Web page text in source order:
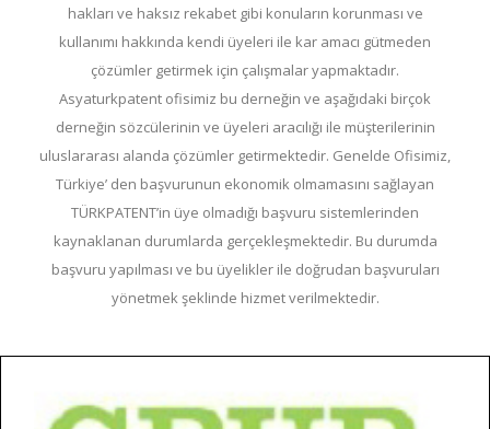
hakları ve haksız rekabet gibi konuların korunması ve
kullanımı hakkında kendi üyeleri ile kar amacı gütmeden
çözümler getirmek için çalışmalar yapmaktadır.
Asyaturkpatent ofisimiz bu derneğin ve aşağıdaki birçok
derneğin sözcülerinin ve üyeleri aracılığı ile müşterilerinin
uluslararası alanda çözümler getirmektedir. Genelde Ofisimiz,
Türkiye’ den başvurunun ekonomik olmamasını sağlayan
TÜRKPATENT’in üye olmadığı başvuru sistemlerinden
kaynaklanan durumlarda gerçekleşmektedir. Bu durumda
başvuru yapılması ve bu üyelikler ile doğrudan başvuruları
yönetmek şeklinde hizmet verilmektedir.